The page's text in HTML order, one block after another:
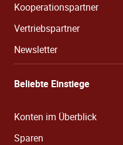
Kooperationspartner
Vertriebspartner
Newsletter
Beliebte Einstiege
Konten im Überblick
Sparen